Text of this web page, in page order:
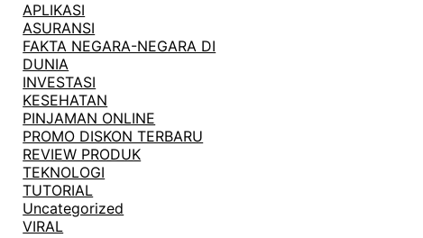
APLIKASI
ASURANSI
FAKTA NEGARA-NEGARA DI
DUNIA
INVESTASI
KESEHATAN
PINJAMAN ONLINE
PROMO DISKON TERBARU
REVIEW PRODUK
TEKNOLOGI
TUTORIAL
Uncategorized
VIRAL